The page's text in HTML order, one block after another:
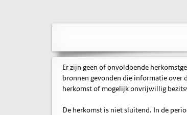
Er zijn geen of onvoldoende
bronnen gevonden die informatie over
herkomst of mogelijk onvrijwillig
De herkomst is niet sluitend. In de